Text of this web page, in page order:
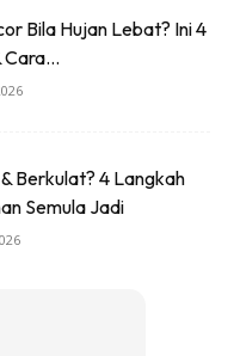
boleh lihat yang katil
mempunyai
ruang, tetapi
Bila Hujan Lebat? Ini 4
Cara...
Berkulat? 4 Langkah
Semula Jadi